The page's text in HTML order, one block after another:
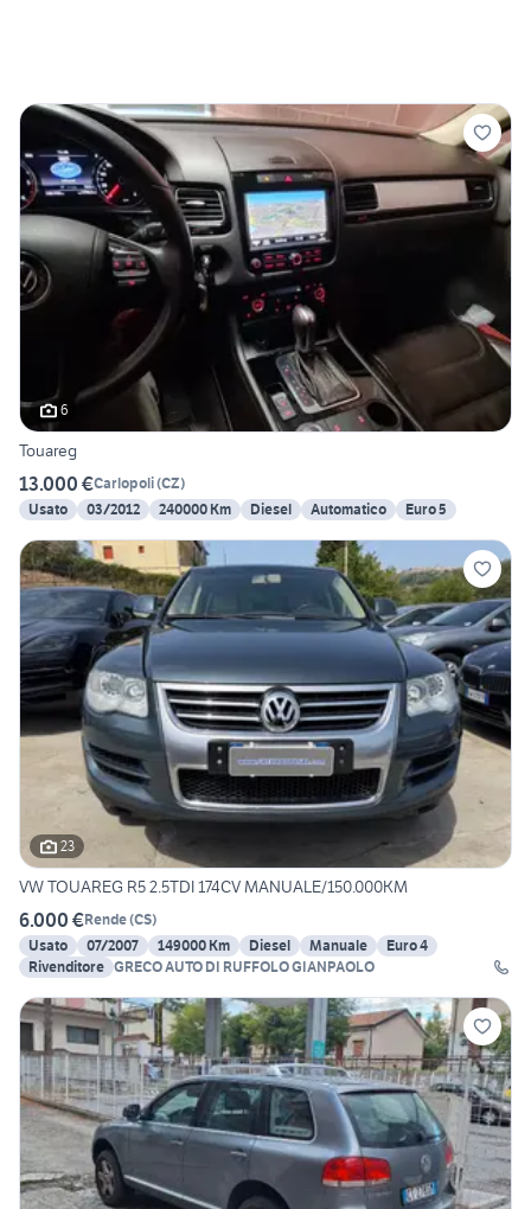
6
Touareg
13.000 €Carlopoli(CZ)
Usato
03/2012 240000 Km Diesel Automatico Euro 5
23
VW TOUAREG R5 2.5TDI 174CV MANUALE/150.000KM
6.000 €Rende(CS)
Usato
07/2007 149000 Km Diesel Manuale
Euro 4
Rivenditore GRECO AUTO DI RUFFOLO GIANPAOLO